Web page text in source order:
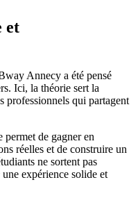
et
Annecy a été pensé
Ici, la théorie sert la
professionnels qui partagent
permet de gagner en
réelles et de construire un
ne sortent pas
expérience solide et